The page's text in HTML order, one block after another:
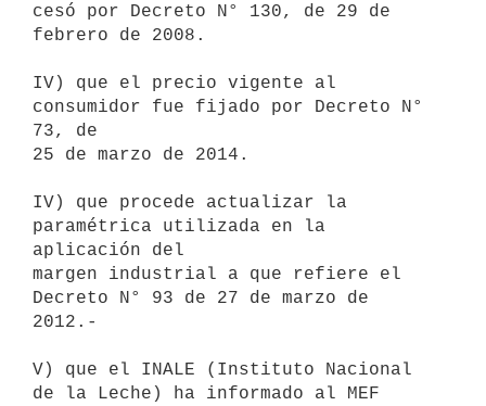
cesó por Decreto N° 130, de 29 de
febrero de 2008.
IV) que el precio vigente al
consumidor fue fijado por Decreto N°
73, de
25 de marzo de 2014.
IV) que procede actualizar la
paramétrica utilizada en la
aplicación del
margen industrial a que refiere el
Decreto N° 93 de 27 de marzo de
2012.-
V) que el INALE (Instituto Nacional
de la Leche) ha informado al MEF